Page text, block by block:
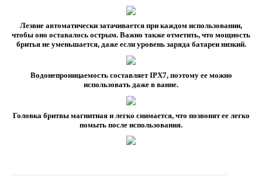
Лезвие автоматически затачивается при каждом использовании,
чтобы оно оставалось острым. Важно также отметить, что мощность
бритья не уменьшается, даже если уровень заряда батареи низкий.
Водонепроницаемость составляет IPX7, поэтому ее можно
использовать даже в ванне.
Головка бритвы магнитная и легко снимается, что позвонят ее легко
помыть после использования.